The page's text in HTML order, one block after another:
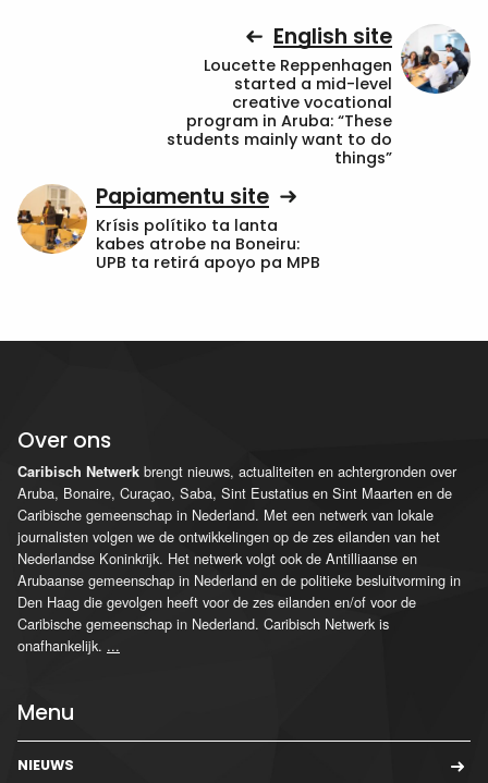
English site
Loucette Reppenhagen
started a mid-level
creative vocational
program in Aruba: “These
students mainly want to do
things”
Papiamentu site
Krísis polítiko ta lanta
kabes atrobe na Boneiru:
UPB ta retirá apoyo pa MPB
Over ons
Caribisch Netwerk brengt nieuws, actualiteiten en achtergronden over
Aruba, Bonaire, Curaçao, Saba, Sint Eustatius en Sint Maarten en de
Caribische gemeenschap in Nederland. Met een netwerk van lokale
journalisten volgen we de ontwikkelingen op de zes eilanden van het
Nederlandse Koninkrijk. Het netwerk volgt ook de Antilliaanse en
Arubaanse gemeenschap in Nederland en de politieke besluitvorming in
Den Haag die gevolgen heeft voor de zes eilanden en/of voor de
Caribische gemeenschap in Nederland. Caribisch Netwerk is
onafhankelijk. ...
Menu
NIEUWS